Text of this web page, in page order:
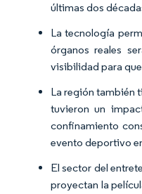
últimas dos
La tecnología
órganos reales
visibilidad para
La región también
tuvieron un
confinamiento
evento deportivo
El sector del
proyectan la